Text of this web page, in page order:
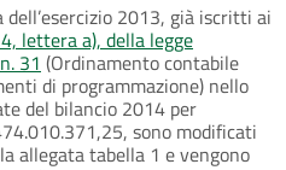
2013, già iscritti ai
lettera a), della legge
31 (Ordinamento contabile
di programmazione) nello
del bilancio 2014 per
sono modificati
allegata tabella 1 e vengono